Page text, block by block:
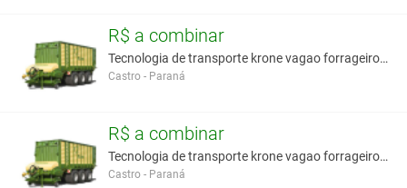
R$ a combinar
Tecnologia de transporte krone vagao forrageiro au
Castro - Paraná
R$ a combinar
Tecnologia de transporte krone vagao forrageiro au
Castro - Paraná